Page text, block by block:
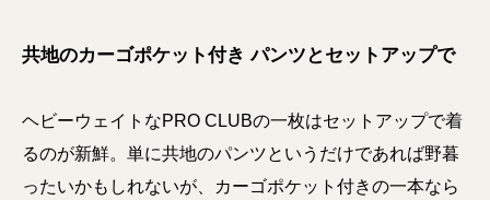
共地のカーゴポケット付き パンツとセットアップで
ヘビーウェイトなPRO CLUBの一枚はセットアップで着
るのが新鮮。単に共地のパンツというだけであれば野暮
ったいかもしれないが、カーゴポケット付きの一本なら